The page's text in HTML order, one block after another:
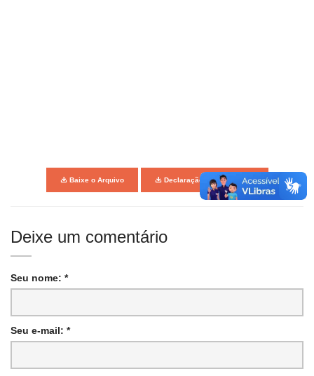
Baixe o Arquivo Declaração de Publicação
Deixe um comentário
Seu nome: *
Seu e-mail: *